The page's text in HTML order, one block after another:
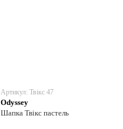
Артикул: Твікс 47
Odyssey
Шапка Твікс пастель